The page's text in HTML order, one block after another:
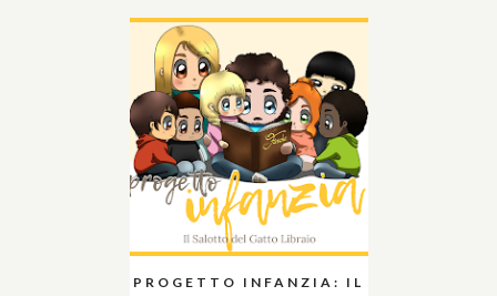
PROGETTO INFANZIA: IL